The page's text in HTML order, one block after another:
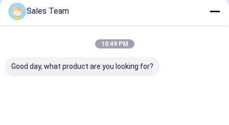
Συνιστώμενα Προϊόντα
Sales Team
10:49 PM
Good day, what product are you looking for?